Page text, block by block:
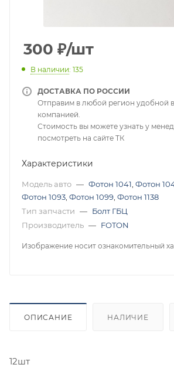
300 ₽/шт
В наличии: 135
ДОСТАВКА ПО РОССИИ
Отправим в любой регион удобной
компанией.
Стоимость вы можете узнать у
посмотреть на сайте ТК
Характеристики
Модель авто — Фотон 1041 Фотон
Фотон 1093 Фотон 1099 Фотон 1138
Тип запчасти — Болт ГБЦ
Производитель — FOTON
Изображение носит ознакомительный
ОПИСАНИЕ НАЛИЧИЕ
12шт